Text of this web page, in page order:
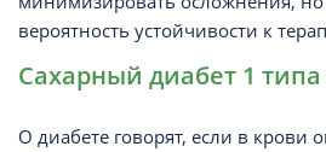
вероятность устойчивости к
Сахарный диабет 1 типа
О диабете говорят, если в крови